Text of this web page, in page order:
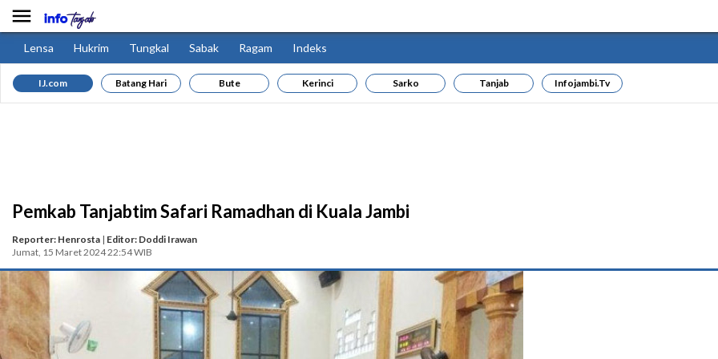

Lensa Hukrim Tungkal Sabak Ragam Indeks
IJ.com Batang Hari Bute Kerinci Sarko Tanjab Infojambi.tv
Pemkab Tanjabtim Safari Ramadhan di Kuala Jambi
Reporter: Henrosta | Editor: Doddi Irawan
Jumat, 15 Maret 2024 22:54 WIB